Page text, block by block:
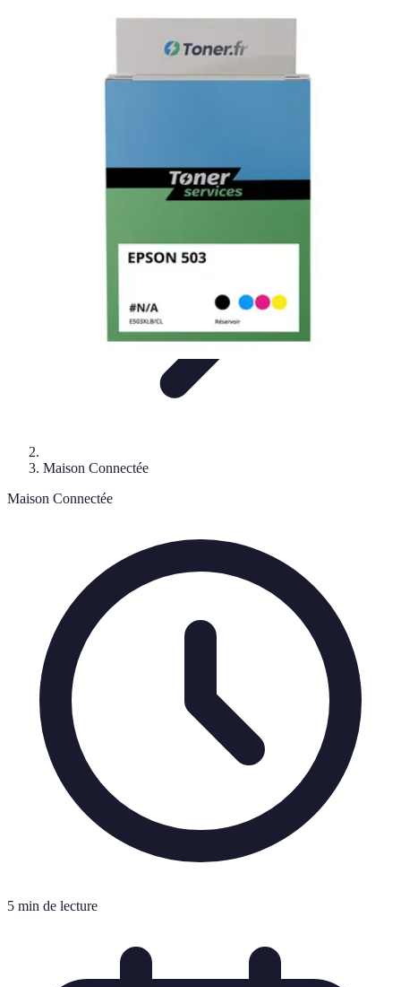
Informatique portable
Maison Connectée
Maison Connectée
5 min de lecture